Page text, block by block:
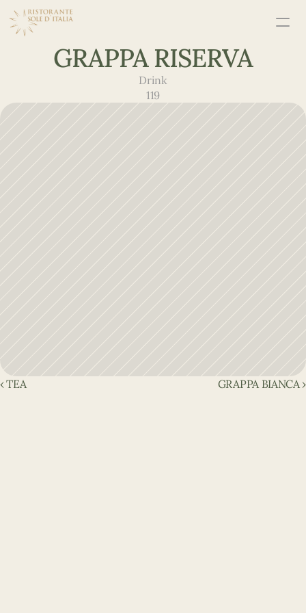
GRAPPA RISERVA
Drink
119
‹ TEA GRAPPA BIANCA ›